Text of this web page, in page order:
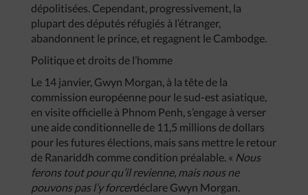
dépolitisées. Cependant, progressivement, la
plupart des députés réfugiés à l’étranger,
abandonnent le prince, et regagnent le Cambodge.
Politique et droits de l’homme
Le 14 janvier, Gwyn Morgan, à la tête de la
commission européenne pour le sud-est asiatique,
en visite officielle à Phnom Penh, s’engage à verser
une aide conditionnelle de 11,5 millions de dollars
pour les futures élections, mais sans mettre le retour
de Ranariddh comme condition préalable. « Nous
ferons tout pour qu’il revienne, mais nous ne
pouvons pas l’y forcerdéclare Gwyn Morgan.